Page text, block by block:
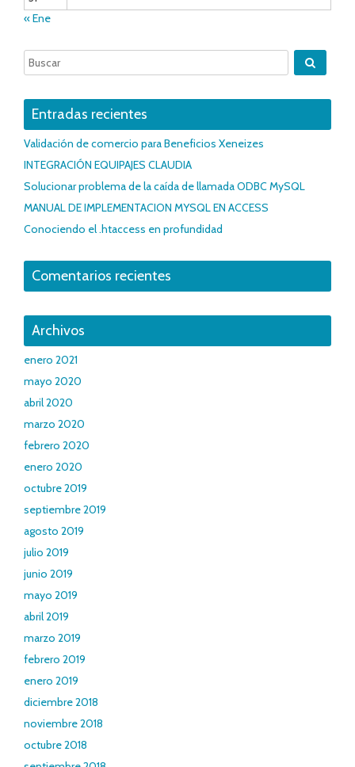
« Ene
Entradas recientes
Validación de comercio para Beneficios Xeneizes
INTEGRACIÓN EQUIPAJES CLAUDIA
Solucionar problema de la caída de llamada ODBC MySQL
MANUAL DE IMPLEMENTACION MYSQL EN ACCESS
Conociendo el .htaccess en profundidad
Comentarios recientes
Archivos
enero 2021
mayo 2020
abril 2020
marzo 2020
febrero 2020
enero 2020
octubre 2019
septiembre 2019
agosto 2019
julio 2019
junio 2019
mayo 2019
abril 2019
marzo 2019
febrero 2019
enero 2019
diciembre 2018
noviembre 2018
octubre 2018